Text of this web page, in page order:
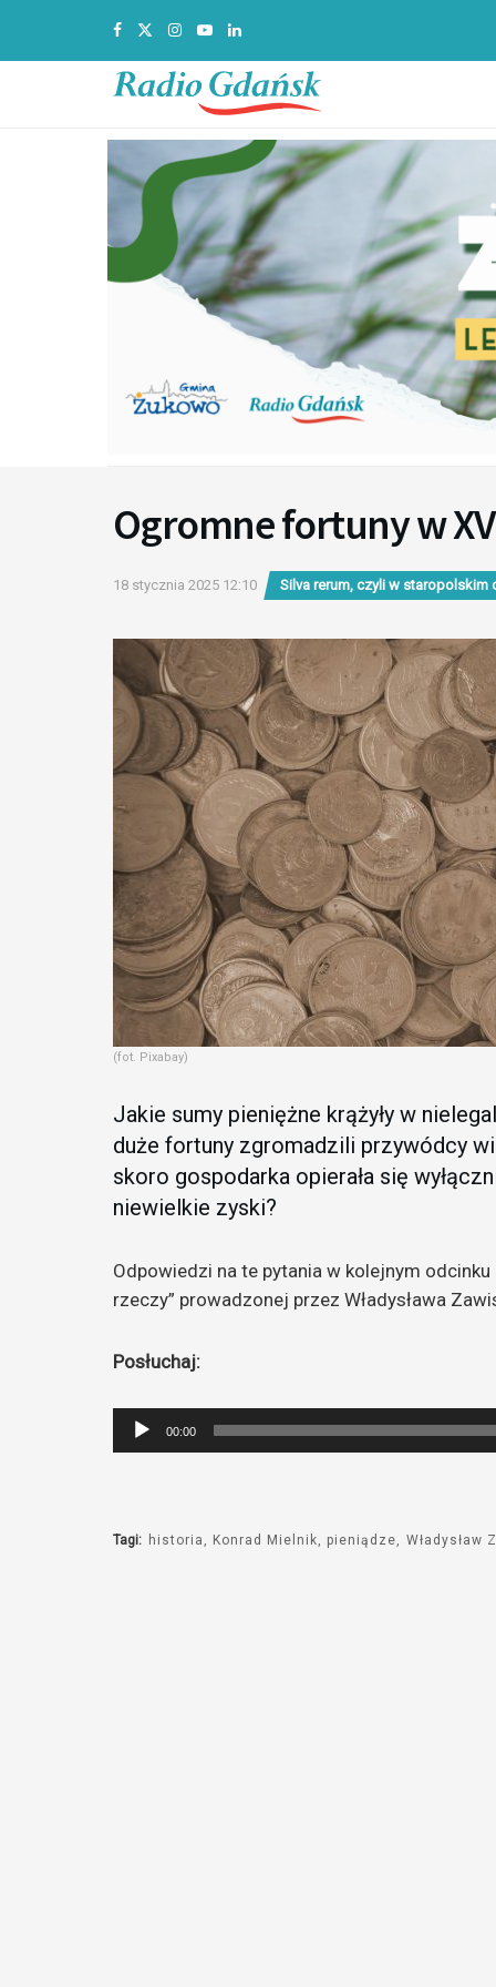
Ogromne fortuny w
18 stycznia 2025 12:10 Silva rerum, czyli w staropolskim
(fot. Pixabay)
Jakie sumy pieniężne krążyły w
duże fortuny zgromadzili przywódcy
skoro gospodarka opierała się
niewielkie zyski?
Odpowiedzi na te pytania w kolejnym
rzeczy” prowadzonej przez Władysława
Posłuchaj:
Odtwarzacz
plików
00:00
Tagi: historia Konrad Mielnik pieniądze Władysław